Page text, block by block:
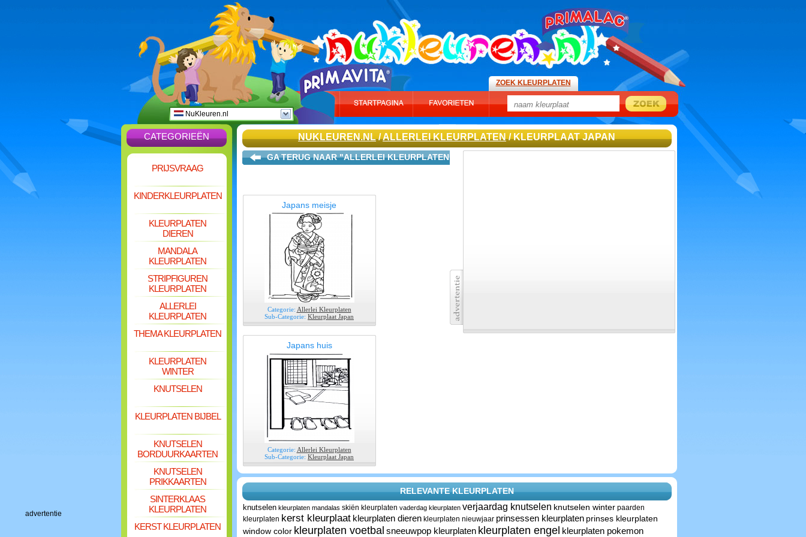
advertentie
NuKleuren.nl
ZOEK KLEURPLATEN
CATEGORIEËN
PRIJSVRAAG
KINDERKLEURPLATEN
KLEURPLATEN
DIEREN
MANDALA
KLEURPLATEN
STRIPFIGUREN
KLEURPLATEN
ALLERLEI
KLEURPLATEN
THEMA KLEURPLATEN
KLEURPLATEN
WINTER
KNUTSELEN
KLEURPLATEN BIJBEL
KNUTSELEN
BORDUURKAARTEN
KNUTSELEN
PRIKKAARTEN
SINTERKLAAS
KLEURPLATEN
KERST KLEURPLATEN
NUKLEUREN.NL/ALLERLEI KLEURPLATEN/ KLEURPLAAT JAPAN
GA TERUG NAAR "ALLERLEI KLEURPLATEN"
Japans meisje
Categorie: Allerlei Kleurplaten
Sub-Categorie: Kleurplaat Japan
Japans huis
Categorie: Allerlei Kleurplaten
Sub-Categorie: Kleurplaat Japan
RELEVANTE KLEURPLATEN
knutselen kleurplaten mandalas skiën kleurplaten vaderdag kleurplaten verjaardag knutselen knutselen winter paarden
kleurplaten kerst kleurplaat kleurplaten dieren kleurplaten nieuwjaar prinsessen kleurplaten prinses kleurplaten
window color kleurplaten voetbal sneeuwpop kleurplaten kleurplaten engel kleurplaten pokemon